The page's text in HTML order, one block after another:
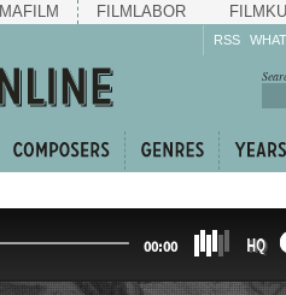
MAFILM FILMLABOR
RSS
00:00 HQ